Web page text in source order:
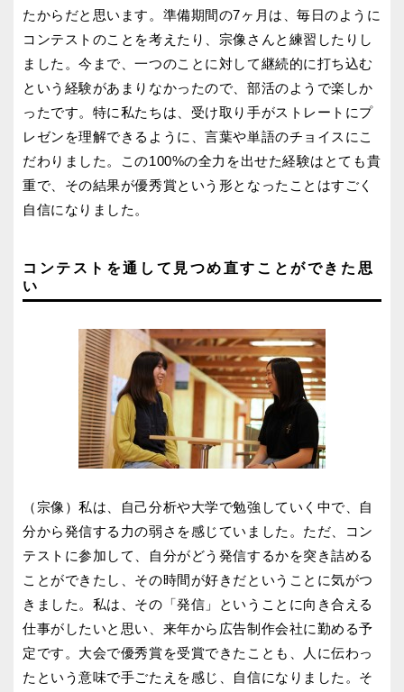
たからだと思います。準備期間の7ヶ月は、毎日のように
コンテストのことを考えたり、宗像さんと練習したりし
ました。今まで、一つのことに対して継続的に打ち込む
という経験があまりなかったので、部活のようで楽しか
ったです。特に私たちは、受け取り手がストレートにプ
レゼンを理解できるように、言葉や単語のチョイスにこ
だわりました。この100%の全力を出せた経験はとても貴
重で、その結果が優秀賞という形となったことはすごく
自信になりました。
コンテストを通して見つめ直すことができた思
い
（宗像）私は、自己分析や大学で勉強していく中で、自
分から発信する力の弱さを感じていました。ただ、コン
テストに参加して、自分がどう発信するかを突き詰める
ことができたし、その時間が好きだということに気がつ
きました。私は、その「発信」ということに向き合える
仕事がしたいと思い、来年から広告制作会社に勤める予
定です。大会で優秀賞を受賞できたことも、人に伝わっ
たという意味で手ごたえを感じ、自信になりました。そ